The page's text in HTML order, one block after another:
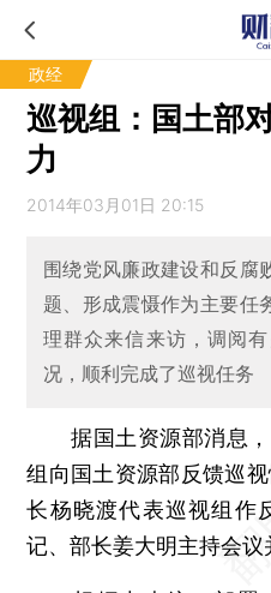
政经
巡视组：国土部
力
2014年03月01日 20:15
围绕党风廉政建设和反腐
题、形成震慑作为主要任
理群众来信来访，调阅
况，顺利完成了巡视任务
据国土资源部消息，
组向国土资源部反馈巡
长杨晓渡代表巡视组作
记、部长姜大明主持会议